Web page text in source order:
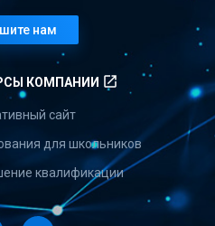
нам
КОМПАНИИ launch
сайт
для школьников
квалификации